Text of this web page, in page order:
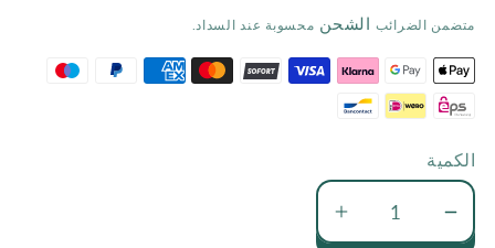
الاعتيادي
متضمن الضرائب الشحن محسوبة عند السداد.
الكمية
تقليل
زيادة